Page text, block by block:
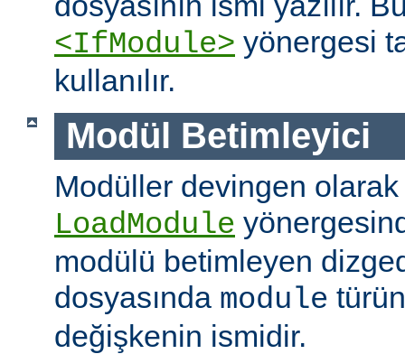
<IfModule> yönergesi
kullanılır.
Modül Betimleyici
Modüller devingen
LoadModule
modülü betimleyen
dosyasında module
değişkenin ismidir.